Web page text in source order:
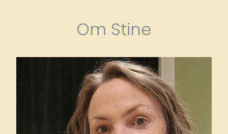
Om Stine